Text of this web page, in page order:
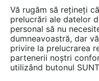
si amenajari
- Bose in
Vă rugăm să rețineți
prelucrări ale datelor
personal să nu
dumneavoastră, dar
privire la prelucrarea
partenerii noștri
utilizând butonul